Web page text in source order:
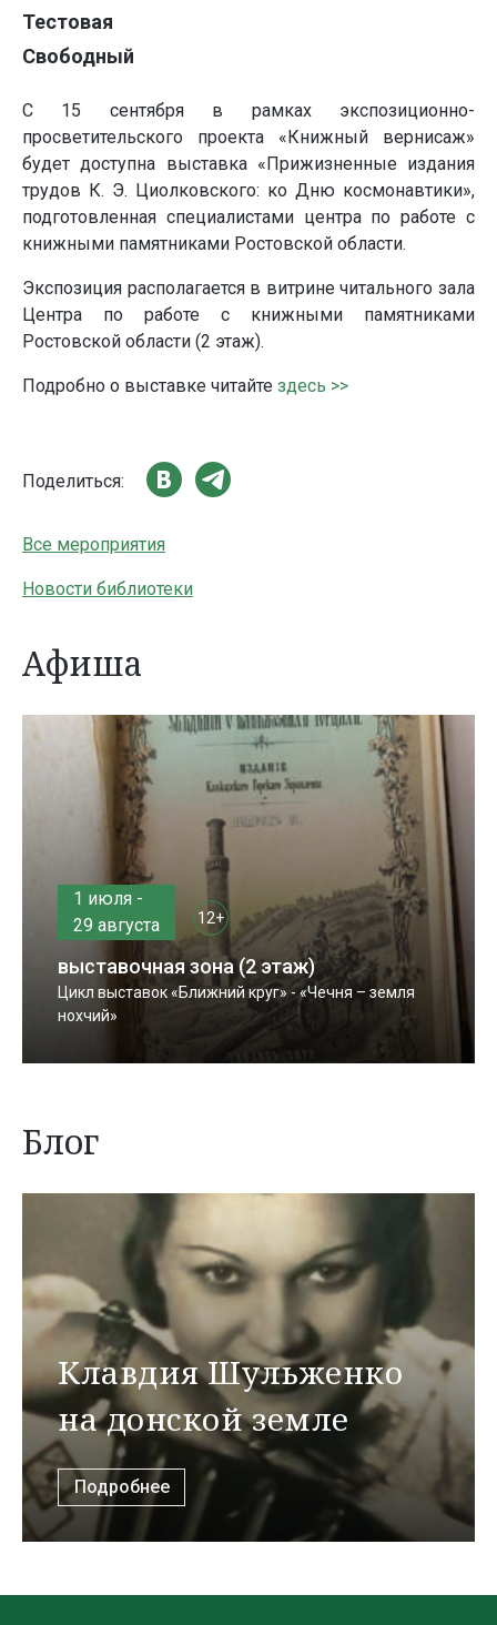
Тестовая
Свободный
С 15 сентября в рамках экспозиционно-
просветительского проекта «Книжный вернисаж»
будет доступна выставка «Прижизненные издания
трудов К. Э. Циолковского: ко Дню космонавтики»,
подготовленная специалистами центра по работе с
книжными памятниками Ростовской области.
Экспозиция располагается в витрине читального зала
Центра по работе с книжными памятниками
Ростовской области (2 этаж).
Подробно о выставке читайте здесь >>
Поделиться:
Все мероприятия
Новости библиотеки
Афиша
1 июля -
29 августа
12+
выставочная зона (2 этаж)
Цикл выставок «Ближний круг» - «Чечня – земля
нохчий»
Блог
Клавдия Шульженко
на донской земле
Подробнее